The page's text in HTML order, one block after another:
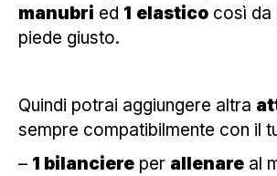
manubri ed 1 elastico così da
piede giusto.
Quindi potrai aggiungere altra
sempre compatibilmente con il
– 1 bilanciere per allenare al